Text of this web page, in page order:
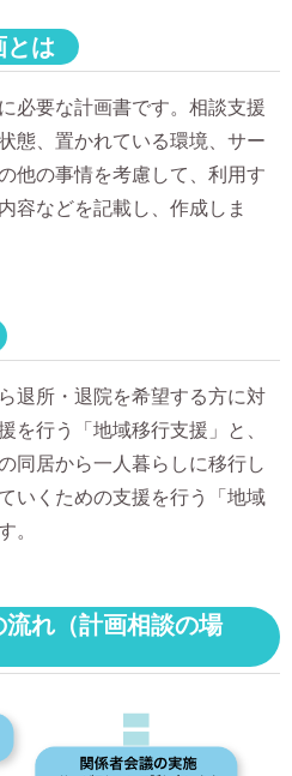
とは
必要な計画書です。相談支援
態、置かれている環境、サー
他の事情を考慮して、利用す
容などを記載し、作成しま
退所・退院を希望する方に対
を行う「地域移行支援」と、
同居から一人暮らしに移行し
いくための支援を行う「地域
。
れ（計画相談の場